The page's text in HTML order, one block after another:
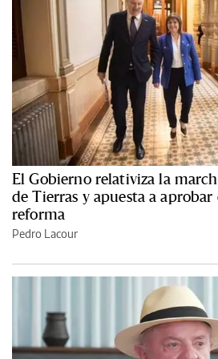
El Gobierno relativiza la
de Tierras y apuesta a
reforma
Pedro Lacour